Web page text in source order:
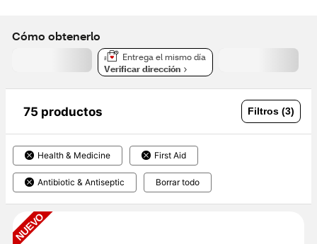
Cómo obtenerlo
Entrega el mismo día
Verificar dirección
75 productos Filtros (3)
Health & Medicine First Aid
Antibiotic & Antiseptic Borrar todo
NUEVO